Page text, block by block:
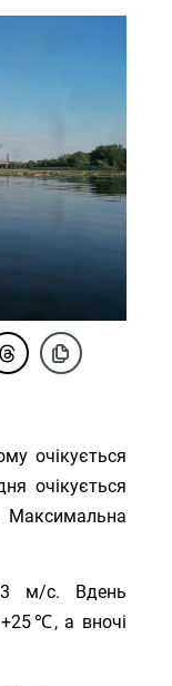
очікується
очікується
м/с. Вдень
а вночі